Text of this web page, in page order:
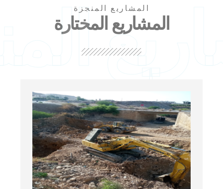
المشاريع المنجزة
المشاريع المختارة